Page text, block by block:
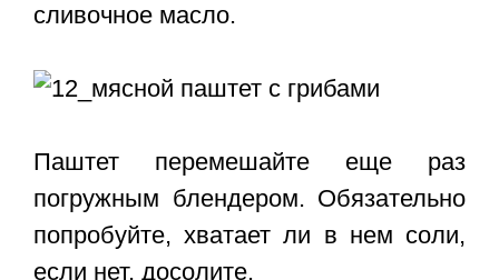
сливочное масло.
Паштет перемешайте еще раз
погружным блендером. Обязательно
попробуйте, хватает ли в нем соли,
если нет, досолите.